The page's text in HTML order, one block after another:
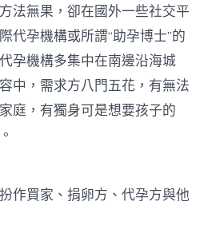
法無果，卻在國外一些社交平
代孕機構或所謂“助孕博士”的
孕機構多集中在南邊沿海城
中，需求方八門五花，有無法
庭，有獨身可是想要孩子的
作買家、捐卵方、代孕方與他